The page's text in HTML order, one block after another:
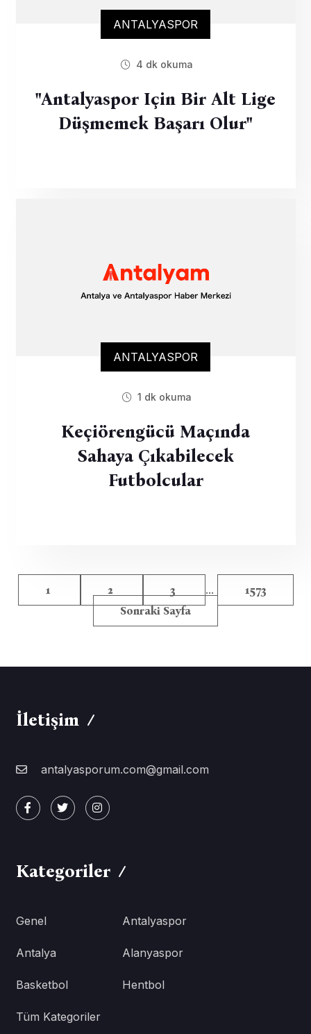
ANTALYASPOR
4 dk okuma
"Antalyaspor Için Bir Alt Lige
Düşmemek Başarı Olur"
ANTALYASPOR
1 dk okuma
Keçiörengücü Maçında
Sahaya Çıkabilecek
Futbolcular
1 2 3 ...
1573
Sonraki Sayfa
İletişim
antalyasporum.com@gmail.com
Kategoriler
Genel Antalyaspor
Antalya Alanyaspor
Basketbol Hentbol
Tüm Kategoriler